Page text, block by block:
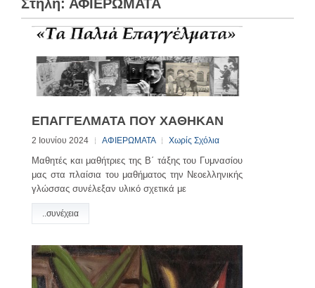
Στήλη: ΑΦΙΕΡΩΜΑΤΑ
ΕΠΑΓΓΕΛΜΑΤΑ ΠΟΥ ΧΑΘΗΚΑΝ
2 Ιουνίου 2024 ΑΦΙΕΡΩΜΑΤΑ Χωρίς Σχόλια
Μαθητές και μαθήτριες της Β΄ τάξης του Γυμνασίου
μας στα πλαίσια του μαθήματος την Νεοελληνικής
γλώσσας συνέλεξαν υλικό σχετικά με
..συνέχεια